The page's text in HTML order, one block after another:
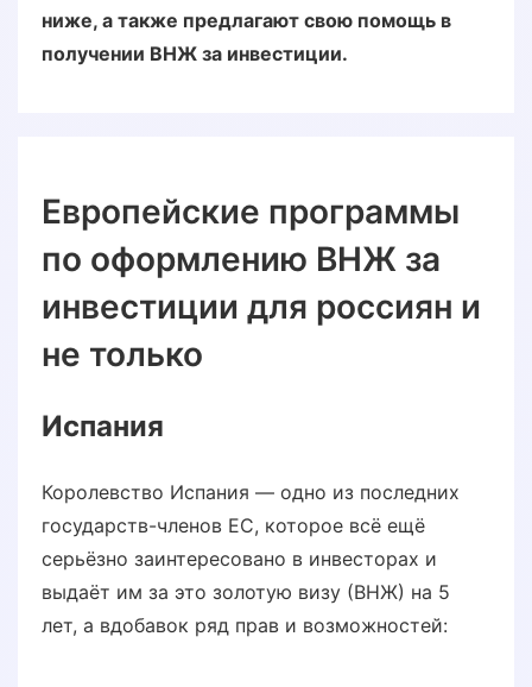
ниже, а также предлагают свою помощь в
получении ВНЖ за инвестиции.
Европейские программы
по оформлению ВНЖ за
инвестиции для россиян и
не только
Испания
Королевство Испания — одно из последних
государств-членов ЕС, которое всё ещё
серьёзно заинтересовано в инвесторах и
выдаёт им за это золотую визу (ВНЖ) на 5
лет, а вдобавок ряд прав и возможностей: